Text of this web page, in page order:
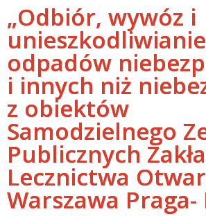
„Odbiór, wywóz i
unieszkodliwianie
odpadów
i innych niż
z obiektów
Samodzielnego
Publicznych
Lecznictwa
Warszawa Praga-